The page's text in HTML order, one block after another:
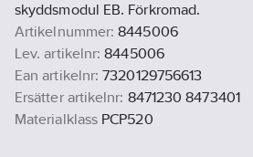
skyddsmodul EB. Förkromad.
Artikelnummer: 8445006
Lev. artikelnr: 8445006
Ean artikelnr: 7320129756613
Ersätter artikelnr: 8471230 8473401
Materialklass PCP520